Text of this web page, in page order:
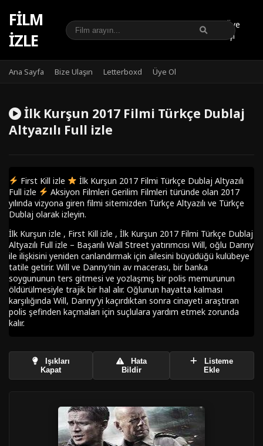
FILM
IZLE
Üye
Girişi
Ana Sayfa Bize Ulaşın Letterboxd Üye Ol
İlk Kurşun 2017 Filmi Türkçe Dublaj
Altyazılı Full izle
First Kill izle
İlk Kurşun 2017 Filmi Türkçe Dublaj Altyazılı
Full izle
Aksiyon Filmleri Gerilim Filmleri türünde olan 2017
yılında vizyona giren filmi sitemizden Türkçe Altyazılı ve Türkçe
Dublaj olarak izleyin.
İlk Kurşun izle , First Kill izle , İlk Kurşun 2017 Filmi Türkçe Dublaj
Altyazılı Full izle – Başarılı Wall Street yatırımcısı Will, oğlu Danny
ile ilişkisini yeniden canlandırmak için ailesini büyüdüğü kulübeye
tatile getirir. Will ve Danny’nin av macerası, bir banka
soygununun ters gitmesi ve yozlaşmış bir polis memurunun
öldürülmesiyle trajik bir hal alır. Oğlunun hayatta kalması
karşılığında Will, Danny’yi kaçırdıktan sonra cinayeti araştıran
polis şefinden kaçmaları için suçlulara yardım etmek zorunda
kalır.
Işıkları
Kapat
Hata
Bildir
Listeme
Ekle